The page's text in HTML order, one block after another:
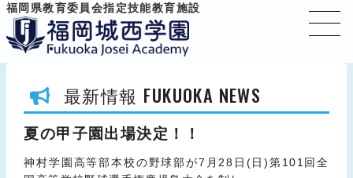
福岡県教育委員会指定技能教育施設
最新情報 FUKUOKA NEWS
夏の甲子園出場決定！！
神村学園高等部本校の野球部が7 月 28 日 (日)第101 回全